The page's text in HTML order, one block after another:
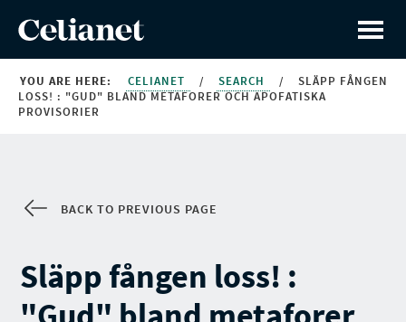
YOU ARE HERE: CELIANET / SEARCH /
SLÄPP FÅNGEN
LOSS! : "GUD" BLAND METAFORER OCH APOFATISKA
PROVISORIER
BACK TO PREVIOUS PAGE
Släpp fången loss! :